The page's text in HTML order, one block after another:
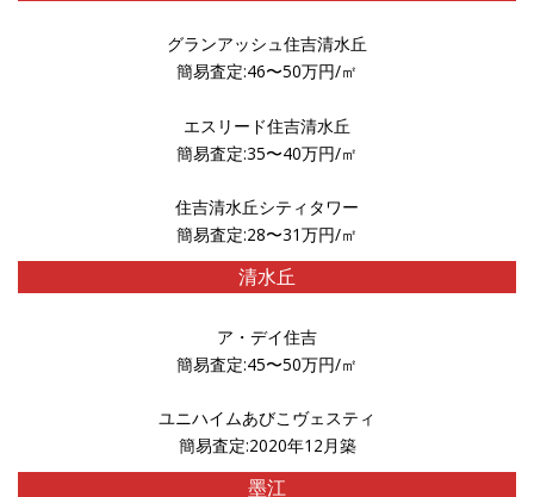
グランアッシュ住吉清水丘
簡易査定:46〜50万円/㎡
エスリード住吉清水丘
簡易査定:35〜40万円/㎡
住吉清水丘シティタワー
簡易査定:28〜31万円/㎡
清水丘
ア・デイ住吉
簡易査定:45〜50万円/㎡
ユニハイムあびこヴェスティ
簡易査定:2020年12月築
墨江